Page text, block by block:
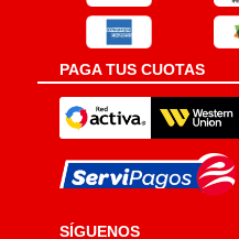
PAGA TUS CUOTAS
SÍGUENOS